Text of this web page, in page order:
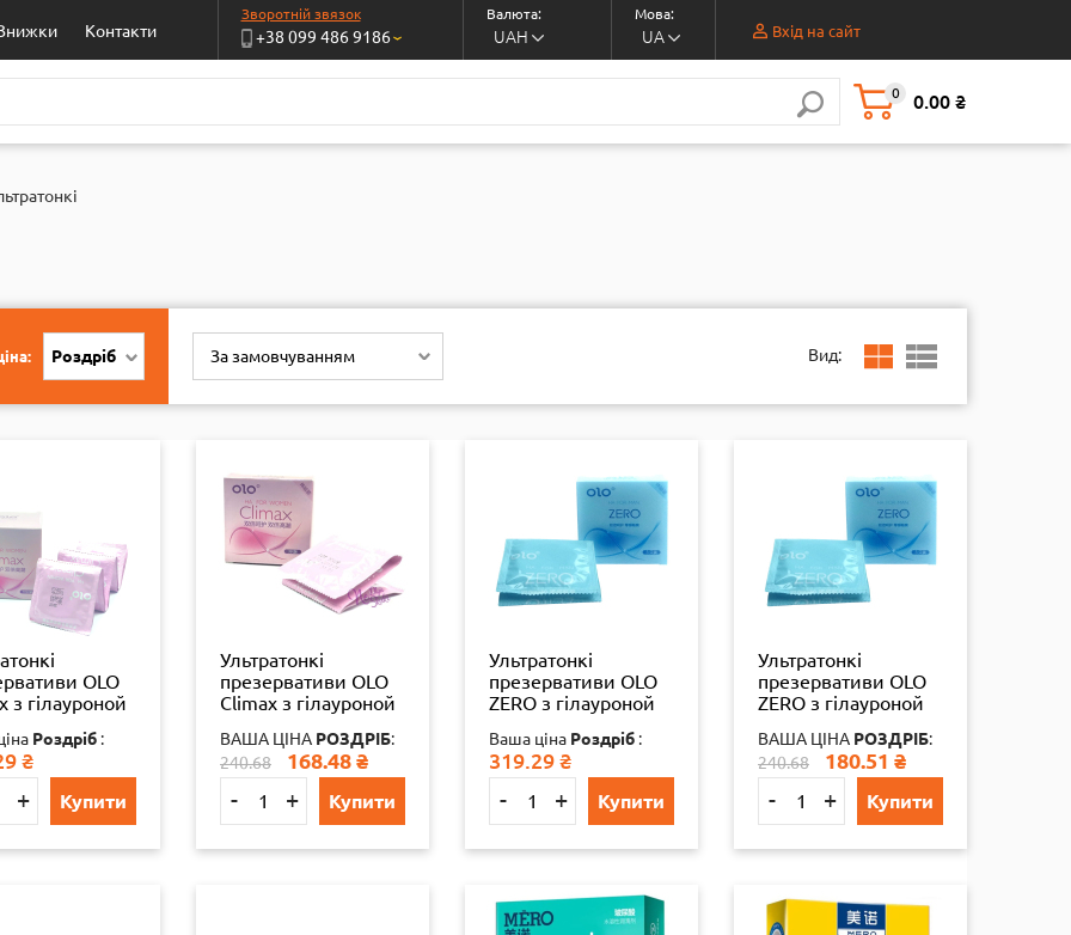
Контакти
Зворотній звязок
+38 099 486 9186›
Валюта:
UAH
Мова:
UA Вхід на сайт
0 0.00 ₴
Роздріб За замовчуванням Вид:
OLO
з гілауроной
10 шт
Роздріб :
₴
+ Купити
Ультратонкі
презервативи OLO
Climax з гілауроной
змазки 3 шт
ВАША ЦІНА РОЗДРІБ:
240.68
168.48 ₴
- + Купити
Ультратонкі
презервативи OLO
ZERO з гілауроной
змазки 10 шт
Ваша ціна Роздріб :
319.29 ₴
- + Купити
Ультратонкі
презервативи OLO
ZERO з гілауроной
змазки 3 шт
ВАША ЦІНА РОЗДРІБ:
240.68
180.51 ₴
- + Купити